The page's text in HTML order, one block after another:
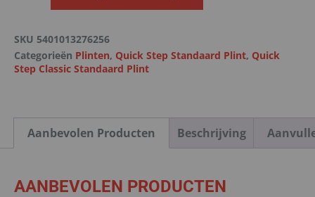
SKU 5401013276256
Categorieën Plinten, Quick Step Standaard Plint, Quick
Step Classic Standaard Plint
Aanbevolen Producten Beschrijving
AANBEVOLEN PRODUCTEN